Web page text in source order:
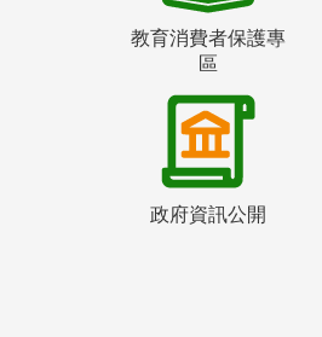
教育消費者保護專
區
政府資訊公開